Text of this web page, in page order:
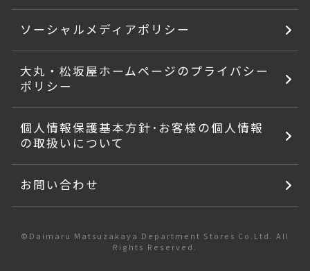
ソーシャルメディアポリシー
大丸・松坂屋ホームページのプライバシー
ポリシー
個人情報保護基本方針･お客様の個人情報
の取扱いについて
お問い合わせ
©Daimaru Matsuzakaya Department Stores Co.Ltd. All
Rights Reserved.